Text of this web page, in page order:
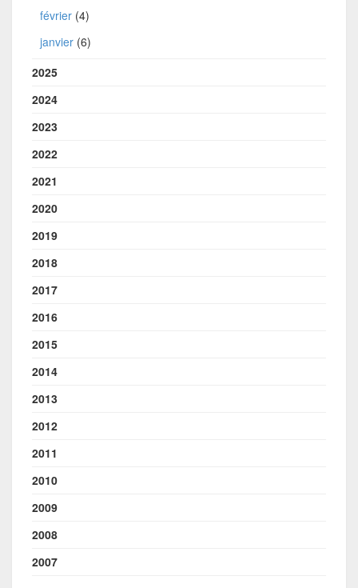
février (4)
janvier (6)
2025
2024
2023
2022
2021
2020
2019
2018
2017
2016
2015
2014
2013
2012
2011
2010
2009
2008
2007